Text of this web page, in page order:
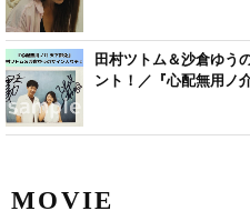
MOVIE
田村ツトム＆沙倉ゆう
ント！／『心配無用ノ